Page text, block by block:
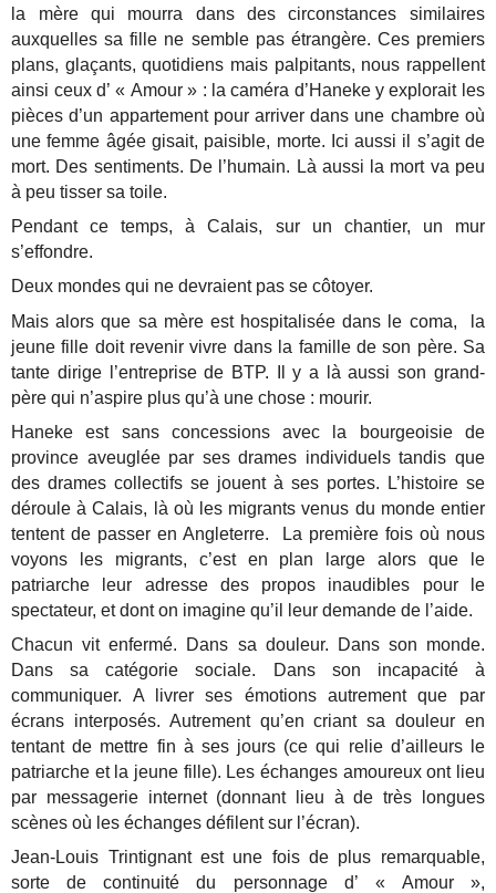
la mère qui mourra dans des circonstances similaires
auxquelles sa fille ne semble pas étrangère. Ces premiers
plans, glaçants, quotidiens mais palpitants, nous rappellent
ainsi ceux d’ « Amour » : la caméra d’Haneke y explorait les
pièces d’un appartement pour arriver dans une chambre où
une femme âgée gisait, paisible, morte. Ici aussi il s’agit de
mort. Des sentiments. De l’humain. Là aussi la mort va peu
à peu tisser sa toile.
Pendant ce temps, à Calais, sur un chantier, un mur
s’effondre.
Deux mondes qui ne devraient pas se côtoyer.
Mais alors que sa mère est hospitalisée dans le coma, la
jeune fille doit revenir vivre dans la famille de son père. Sa
tante dirige l’entreprise de BTP. Il y a là aussi son grand-
père qui n’aspire plus qu’à une chose : mourir.
Haneke est sans concessions avec la bourgeoisie de
province aveuglée par ses drames individuels tandis que
des drames collectifs se jouent à ses portes. L’histoire se
déroule à Calais, là où les migrants venus du monde entier
tentent de passer en Angleterre. La première fois où nous
voyons les migrants, c’est en plan large alors que le
patriarche leur adresse des propos inaudibles pour le
spectateur, et dont on imagine qu’il leur demande de l’aide.
Chacun vit enfermé. Dans sa douleur. Dans son monde.
Dans sa catégorie sociale. Dans son incapacité à
communiquer. A livrer ses émotions autrement que par
écrans interposés. Autrement qu’en criant sa douleur en
tentant de mettre fin à ses jours (ce qui relie d’ailleurs le
patriarche et la jeune fille). Les échanges amoureux ont lieu
par messagerie internet (donnant lieu à de très longues
scènes où les échanges défilent sur l’écran).
Jean-Louis Trintignant est une fois de plus remarquable,
sorte de continuité du personnage d’ « Amour »,